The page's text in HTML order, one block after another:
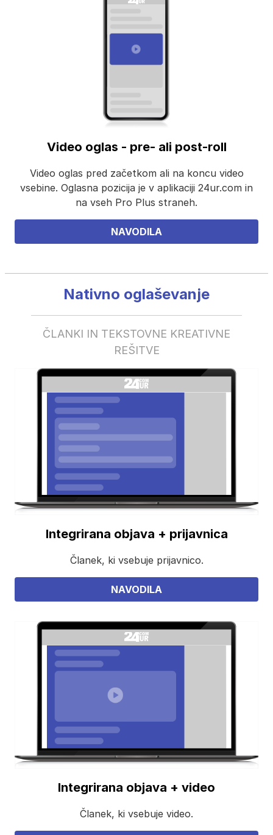
Video oglas - pre- ali post-roll
Video oglas pred začetkom ali na koncu video
vsebine. Oglasna pozicija je v aplikaciji 24ur.com in
na vseh Pro Plus straneh.
NAVODILA
Nativno oglaševanje
ČLANKI IN TEKSTOVNE KREATIVNE
REŠITVE
Integrirana objava + prijavnica
Članek, ki vsebuje prijavnico.
NAVODILA
Integrirana objava + video
Članek, ki vsebuje video.